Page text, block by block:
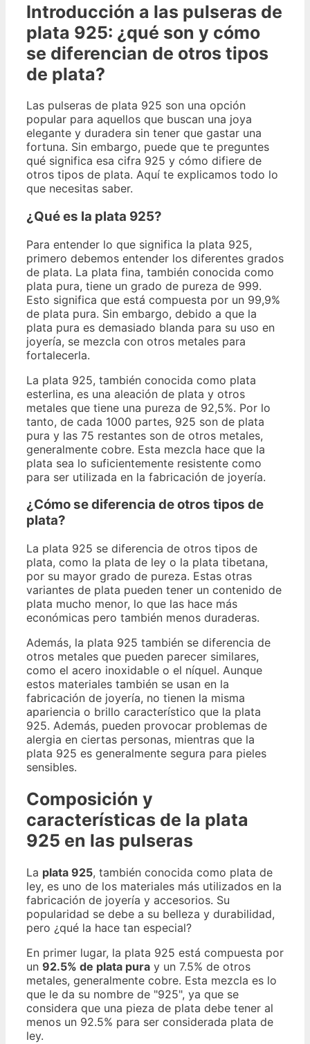
Introducción a las pulseras de
plata 925: ¿qué son y cómo
se diferencian de otros tipos
de plata?
Las pulseras de plata 925 son una opción
popular para aquellos que buscan una joya
elegante y duradera sin tener que gastar una
fortuna. Sin embargo, puede que te preguntes
qué significa esa cifra 925 y cómo difiere de
otros tipos de plata. Aquí te explicamos todo lo
que necesitas saber.
¿Qué es la plata 925?
Para entender lo que significa la plata 925,
primero debemos entender los diferentes grados
de plata. La plata fina, también conocida como
plata pura, tiene un grado de pureza de 999.
Esto significa que está compuesta por un 99,9%
de plata pura. Sin embargo, debido a que la
plata pura es demasiado blanda para su uso en
joyería, se mezcla con otros metales para
fortalecerla.
La plata 925, también conocida como plata
esterlina, es una aleación de plata y otros
metales que tiene una pureza de 92,5%. Por lo
tanto, de cada 1000 partes, 925 son de plata
pura y las 75 restantes son de otros metales,
generalmente cobre. Esta mezcla hace que la
plata sea lo suficientemente resistente como
para ser utilizada en la fabricación de joyería.
¿Cómo se diferencia de otros tipos de
plata?
La plata 925 se diferencia de otros tipos de
plata, como la plata de ley o la plata tibetana,
por su mayor grado de pureza. Estas otras
variantes de plata pueden tener un contenido de
plata mucho menor, lo que las hace más
económicas pero también menos duraderas.
Además, la plata 925 también se diferencia de
otros metales que pueden parecer similares,
como el acero inoxidable o el níquel. Aunque
estos materiales también se usan en la
fabricación de joyería, no tienen la misma
apariencia o brillo característico que la plata
925. Además, pueden provocar problemas de
alergia en ciertas personas, mientras que la
plata 925 es generalmente segura para pieles
sensibles.
Composición y
características de la plata
925 en las pulseras
La plata 925, también conocida como plata de
ley, es uno de los materiales más utilizados en la
fabricación de joyería y accesorios. Su
popularidad se debe a su belleza y durabilidad,
pero ¿qué la hace tan especial?
En primer lugar, la plata 925 está compuesta por
un 92.5% de plata pura y un 7.5% de otros
metales, generalmente cobre. Esta mezcla es lo
que le da su nombre de "925", ya que se
considera que una pieza de plata debe tener al
menos un 92.5% para ser considerada plata de
ley.